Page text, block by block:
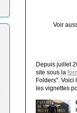
Voir
Depuis juillet
site sous la
Folders".
les vignettes